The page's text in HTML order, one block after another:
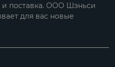
и поставка. ООО Шэньси
для вас новые